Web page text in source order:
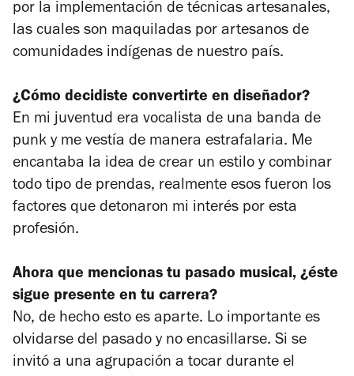
por la implementación de técnicas artesanales,
las cuales son maquiladas por artesanos de
comunidades indígenas de nuestro país.
¿Cómo decidiste convertirte en diseñador?
En mi juventud era vocalista de una banda de
punk y me vestía de manera estrafalaria. Me
encantaba la idea de crear un estilo y combinar
todo tipo de prendas, realmente esos fueron los
factores que detonaron mi interés por esta
profesión.
Ahora que mencionas tu pasado musical, ¿éste
sigue presente en tu carrera?
No, de hecho esto es aparte. Lo importante es
olvidarse del pasado y no encasillarse. Si se
invitó a una agrupación a tocar durante el